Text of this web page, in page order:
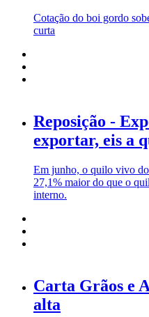
Cotação do boi gordo
curta
Reposição -
exportar, eis a
Em junho, o quilo vivo
27,1% maior do que o
interno.
Carta Grãos e
alta